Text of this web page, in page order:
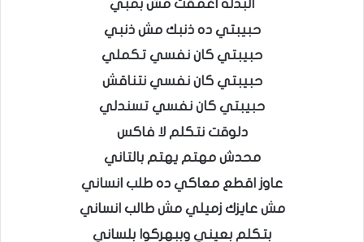
البدله اغمقت مش بمبي
حبيبتي ده ذنبك مش ذنبي
حبيبتي كان نفسي تكملي
حبيبتي كان نفسي نتناقش
حبيبتي كان نفسي تسندلي
دلوقت نتكلم لا فاكس
محدش مهتم يهتم بالتاني
عاوز اقطع معاكي ده طلب انساني
مش عايزك زميلي مش طالب انساني
بتكلم بعيني وببهركوا بلساني